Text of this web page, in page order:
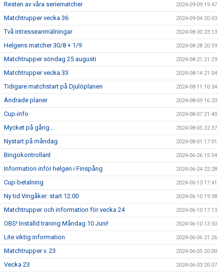
Resten av våra seriematcher 2024-09-09 19:47
Matchtrupper vecka 36 2024-09-04 20:03
Två intresseanmälningar 2024-08-30 23:13
Helgens matcher 30/8 + 1/9 2024-08-28 20:59
Matchtrupper söndag 25 augusti 2024-08-21 21:29
Matchtrupper vecka 33 2024-08-14 21:04
Tidigare matchstart på Djulöplanen 2024-08-11 10:34
Ändrade planer 2024-08-09 16:20
Cup-info 2024-08-07 21:40
Mycket på gång... 2024-08-05 22:37
Nystart på måndag 2024-08-01 17:01
Bingokontrollant 2024-06-26 15:54
Information inför helgen i Finspång 2024-06-24 22:28
Cup-betalning 2024-06-13 17:41
Ny tid Vingåker: start 12:00 2024-06-10 19:38
Matchtrupper och information för vecka 24 2024-06-10 17:13
OBS! Inställd träning Måndag 10 Juni! 2024-06-10 13:50
Lite viktig information 2024-06-06 21:26
Matchtrupper v. 23 2024-06-05 20:00
Vecka 23 2024-06-03 20:07